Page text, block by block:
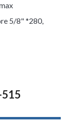
5/8" *280,
515